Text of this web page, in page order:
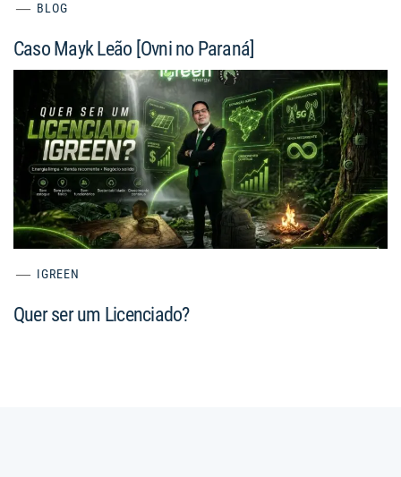
BLOG
Caso Mayk Leão [Ovni no Paraná]
IGREEN
Quer ser um Licenciado?